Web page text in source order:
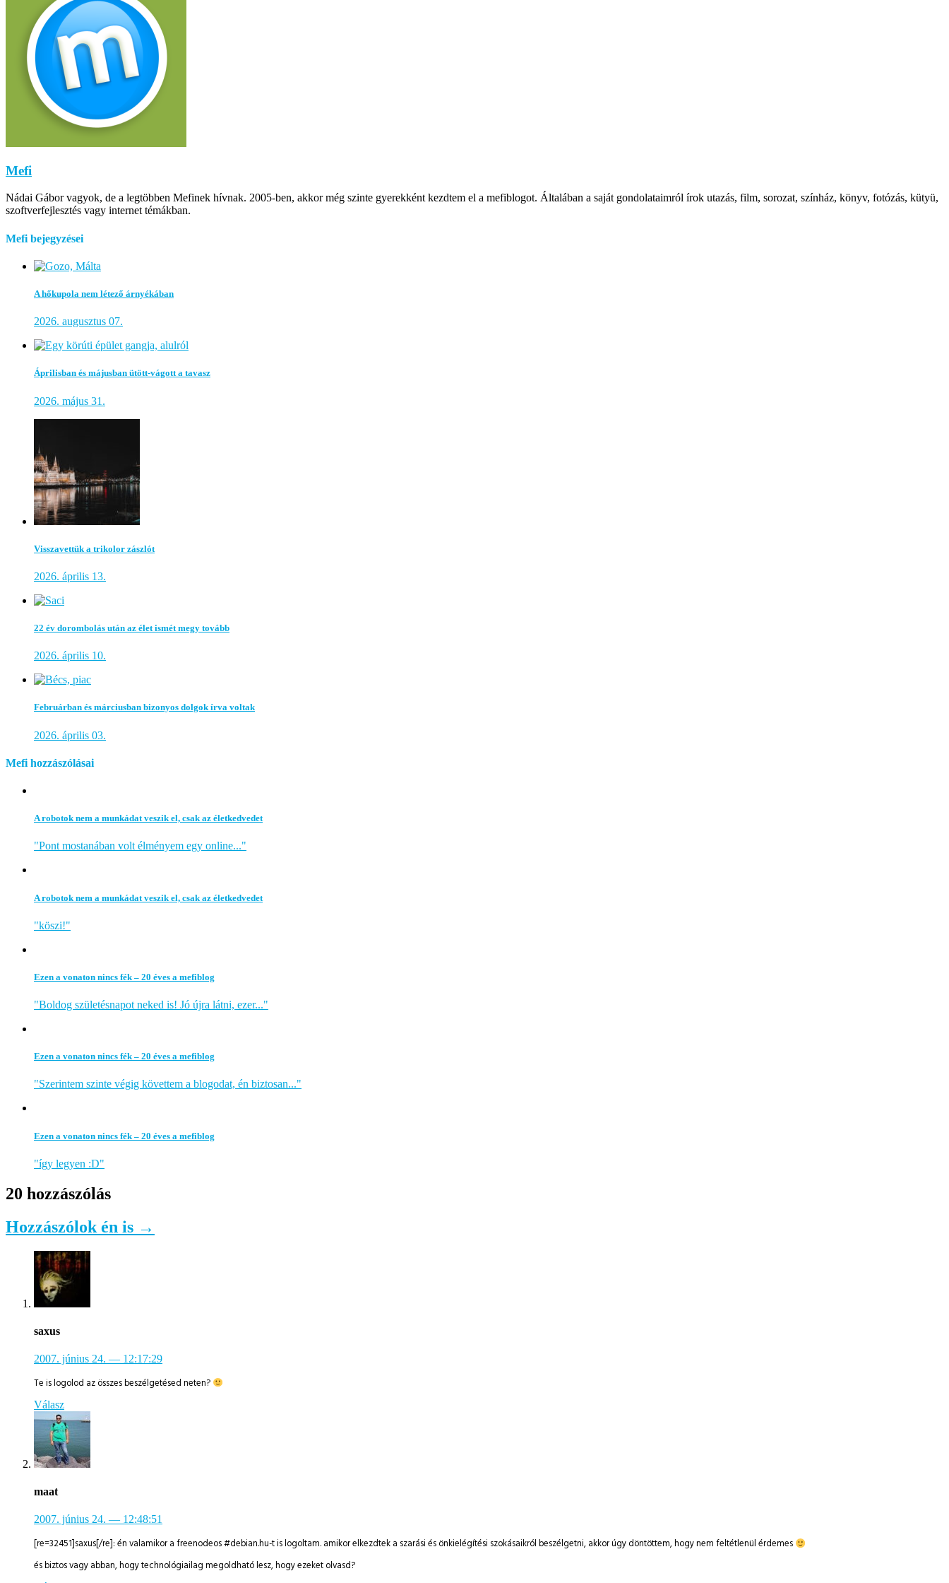
Mefi
Nádai Gábor vagyok, de a legtöbben Mefinek hívnak. 2005-ben, akkor még szinte gyerekként kezdtem el a mefiblogot. Általában a saját gondolataimról írok utazás, film, sorozat, színház, könyv, fotózás, kütyü,
szoftverfejlesztés vagy internet témákban.
Mefi bejegyzései
A hőkupola nem létező árnyékában
2026. augusztus 07.
Áprilisban és májusban ütött-vágott a tavasz
2026. május 31.
Visszavettük a trikolor zászlót
2026. április 13.
22 év dorombolás után az élet ismét megy tovább
2026. április 10.
Februárban és márciusban bizonyos dolgok írva voltak
2026. április 03.
Mefi hozzászólásai
A robotok nem a munkádat veszik el, csak az életkedvedet
"Pont mostanában volt élményem egy online..."
A robotok nem a munkádat veszik el, csak az életkedvedet
"köszi!"
Ezen a vonaton nincs fék – 20 éves a mefiblog
"Boldog születésnapot neked is! Jó újra látni, ezer..."
Ezen a vonaton nincs fék – 20 éves a mefiblog
"Szerintem szinte végig követtem a blogodat, én biztosan..."
Ezen a vonaton nincs fék – 20 éves a mefiblog
"így legyen :D"
20 hozzászólás
Hozzászólok én is →
saxus
2007. június 24. — 12:17:29
Te is logolod az összes beszélgetésed neten?
Válasz
maat
2007. június 24. — 12:48:51
[re=32451]saxus[/re]: én valamikor a freenodeos #debian.hu-t is logoltam. amikor elkezdtek a szarási és önkielégítési szokásaikról beszélgetni, akkor úgy döntöttem, hogy nem feltétlenül érdemes
és biztos vagy abban, hogy technológiailag megoldható lesz, hogy ezeket olvasd?